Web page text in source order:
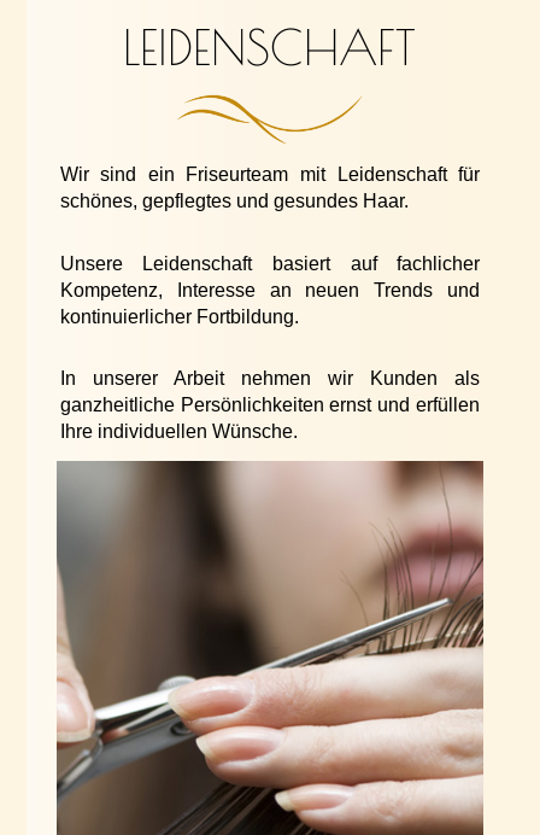
LEIDENSCHAFT
Wir sind ein Friseurteam mit Leidenschaft für
schönes, gepflegtes und gesundes Haar.
Unsere Leidenschaft basiert auf fachlicher
Kompetenz, Interesse an neuen Trends und
kontinuierlicher Fortbildung.
In unserer Arbeit nehmen wir Kunden als
ganzheitliche Persönlichkeiten ernst und erfüllen
Ihre individuellen Wünsche.